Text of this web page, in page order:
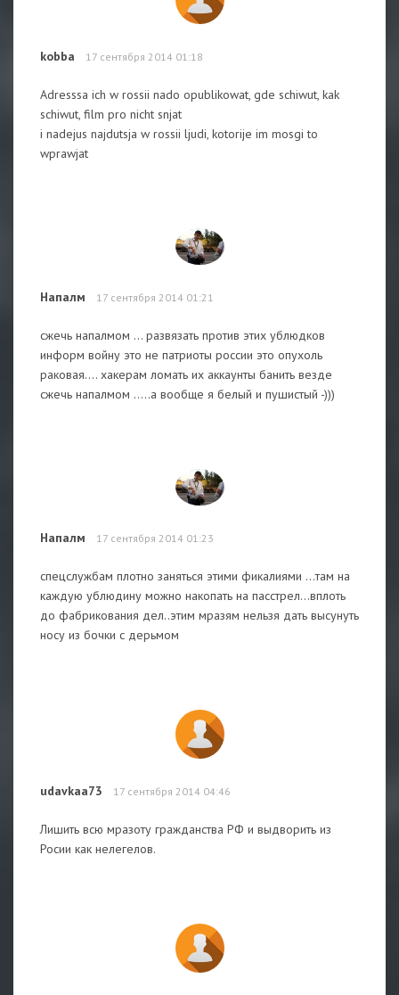
kobba 17 сентября 2014 01:18
Adresssa ich w rossii nado opublikowat, gde schiwut, kak
schiwut, film pro nicht snjat
i nadejus najdutsja w rossii ljudi, kotorije im mosgi to
wprawjat
Напалм 17 сентября 2014 01:21
сжечь напалмом ... развязать против этих ублюдков
информ войну это не патриоты россии это опухоль
раковая.... хакерам ломать их аккаунты банить везде
сжечь напалмом .....а вообще я белый и пушистый -)))
Напалм 17 сентября 2014 01:23
спецслужбам плотно заняться этими фикалиями ...там на
каждую ублюдину можно накопать на пасстрел...вплоть
до фабрикования дел..этим мразям нельзя дать высунуть
носу из бочки с дерьмом
udavkaa73 17 сентября 2014 04:46
Лишить всю мразоту гражданства РФ и выдворить из
Росии как нелегелов.